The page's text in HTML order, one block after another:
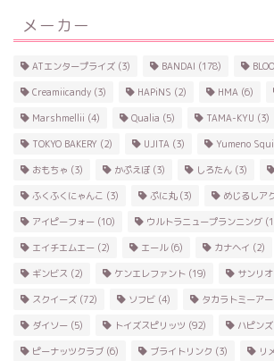
メーカー
ATエンタープライズ (3) BANDAI (178)
Creamiicandy (3) HAPiNS (2) HMA (6)
Marshmellii (4) Qualia (5) TAMA-KYU (3)
TOKYO BAKERY (2) UJITA (3) Yumeno
おもちゃ (3) かぷえぼ (3) しろたん (3)
ふくふくにゃんこ (3) ぷに丸(3) めじるしア
アイピーフォー (10) ウルトラニュープランニング
エイチエムエー (2) エール(6) カナヘイ (2)
ギンビス (2) ケンエレファント (19) サンリオ
スクイーズ (72) ソフビ (4) タカラトミーア
ダイソー (5) トイズスピリッツ (92) ハピンズ
ピーナッツクラブ (6) ブライトリンク (3) リ